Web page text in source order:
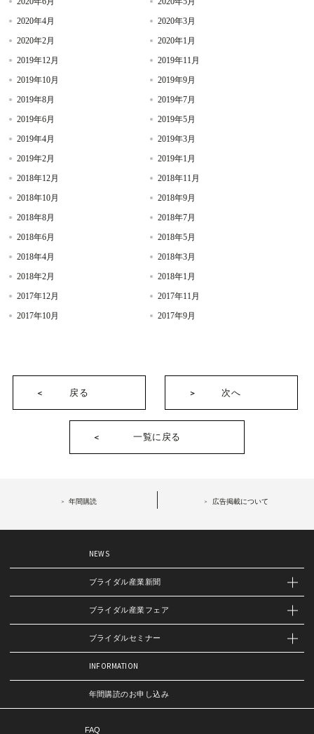
2020年4月
2020年3月
2020年2月
2020年1月
2019年12月
2019年11月
2019年10月
2019年9月
2019年8月
2019年7月
2019年6月
2019年5月
2019年4月
2019年3月
2019年2月
2019年1月
2018年12月
2018年11月
2018年10月
2018年9月
2018年8月
2018年7月
2018年6月
2018年5月
2018年4月
2018年3月
2018年2月
2018年1月
2017年12月
2017年11月
2017年10月
2017年9月
戻る 次へ
一覧に戻る
年間購読 広告掲載について
NEWS
ブライダル産業新聞
ブライダル産業フェア
ブライダルセミナー
INFORMATION
年間購読のお申し込み
FAQ